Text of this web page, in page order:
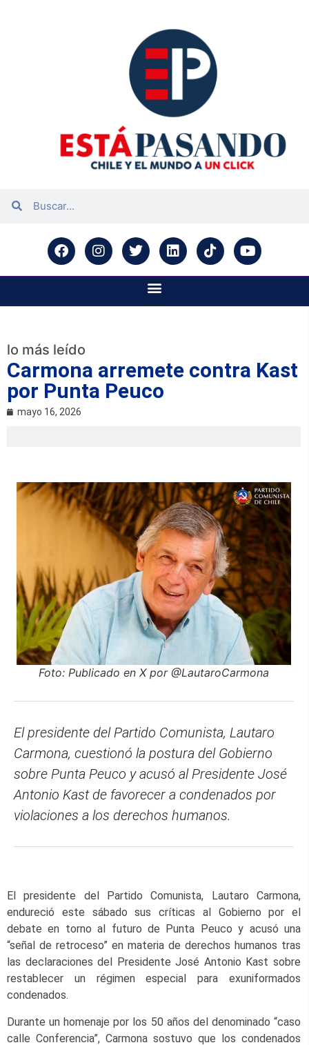
lo más leído
Carmona arremete contra Kast
por Punta Peuco
mayo 16, 2026
Foto: Publicado en X por @LautaroCarmona
El presidente del Partido Comunista, Lautaro
Carmona, cuestionó la postura del Gobierno
sobre Punta Peuco y acusó al Presidente José
Antonio Kast de favorecer a condenados por
violaciones a los derechos humanos.
El presidente del Partido Comunista, Lautaro Carmona,
endureció este sábado sus críticas al Gobierno por el
debate en torno al futuro de Punta Peuco y acusó una
“señal de retroceso” en materia de derechos humanos tras
las declaraciones del Presidente José Antonio Kast sobre
restablecer un régimen especial para exuniformados
condenados.
Durante un homenaje por los 50 años del denominado “caso
calle Conferencia”, Carmona sostuvo que los condenados